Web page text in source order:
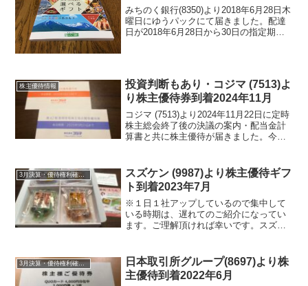
みちのく銀行(8350)より2018年6月28日木
曜日にゆうパックにて届きました。配達
日が2018年6月28日から30日の指定期間
株主優待情報
投資判断もあり・コジマ (7513)よ
り株主優待券到着2024年11月
コジマ (7513)より2024年11月22日に定時
株主総会終了後の決議の案内・配当金計
算書と共に株主優待が届きました。今期
いて簡単にご紹介いたします。コジマ ...
3月決算・優待権利確定銘柄
スズケン (9987)より株主優待ギフ
ト到着2023年7月
※１日１社アップしているので集中して
いる時期は、遅れてのご紹介になってい
ます。ご理解頂ければ幸いです。スズケ
た。スズケン (9987)について 銘柄紹介
ま...
3月決算・優待権利確定銘柄
日本取引所グループ(8697)より株
主優待到着2022年6月